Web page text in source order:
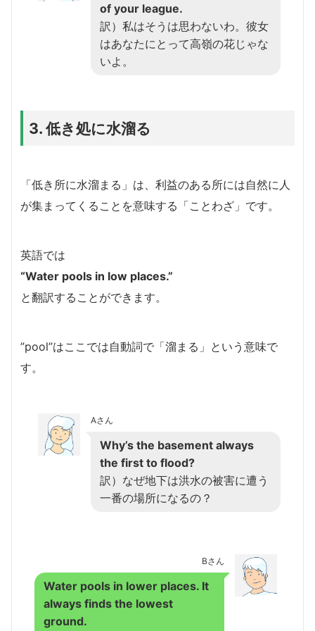
of your league.
訳）私はそうは思わないわ。彼女
はあなたにとって高嶺の花じゃな
いよ。
3. 低き処に水溜る
「低き所に水溜まる」は、利益のある所には自然に人
が集まってくることを意味する「ことわざ」です。
英語では
“Water pools in low places.”
と翻訳することができます。
”pool”はここでは自動詞で「溜まる」という意味で
す。
Aさん
Why’s the basement always
the first to flood?
訳）なぜ地下は洪水の被害に遭う
一番の場所になるの？
Bさん
Water pools in lower places. It
always finds the lowest
ground.